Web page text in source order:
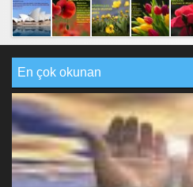
En çok okunan